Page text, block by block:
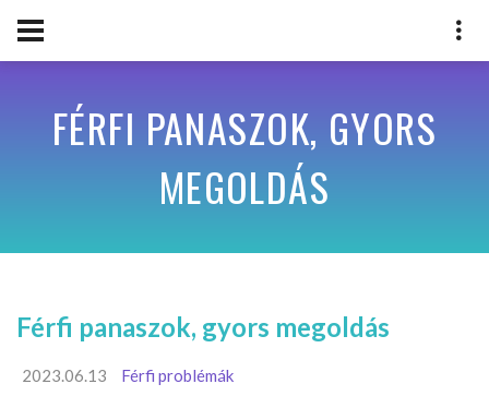
FÉRFI PANASZOK, GYORS
MEGOLDÁS
Férfi panaszok, gyors megoldás
2023.06.13 Férfi problémák